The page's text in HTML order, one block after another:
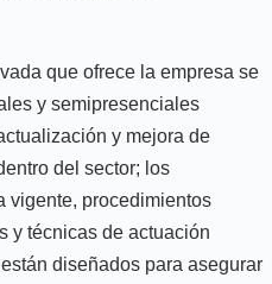
que ofrece la empresa se
y semipresenciales
y mejora de
del sector; los
vigente, procedimientos
y técnicas de actuación
diseñados para asegurar